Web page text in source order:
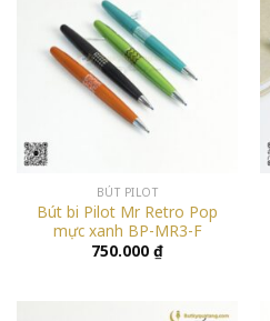
BÚT PILOT
Bút bi Pilot Mr Retro Pop
mực xanh BP-MR3-F
750.000 ₫